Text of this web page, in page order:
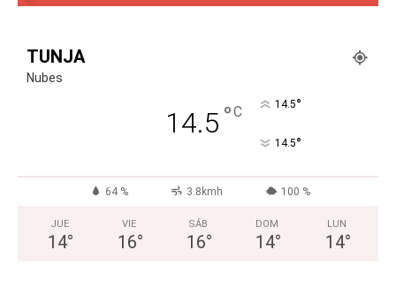
TUNJA
Nubes
14.5 °C 14.5°
14.5°
64 % 3.8kmh 100 %
JUE
14°
VIE
16°
SÁB
16°
DOM
14°
LUN
14°